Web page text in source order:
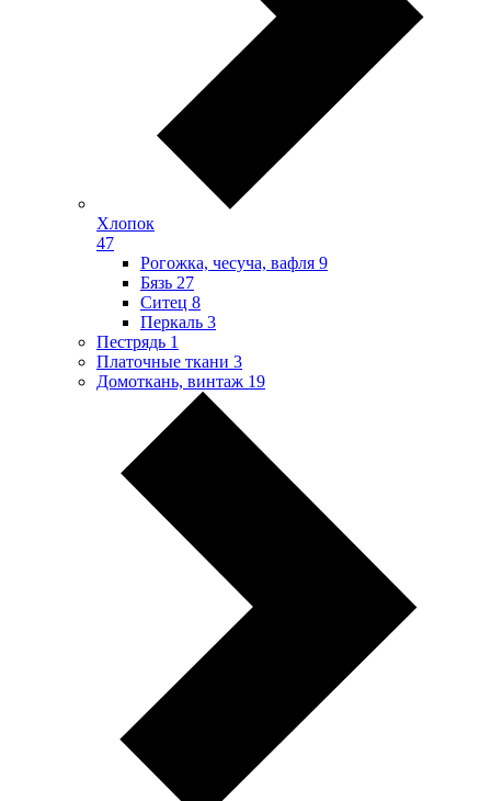
Хлопок
47
Рогожка, чесуча, вафля 9
Бязь 27
Ситец 8
Перкаль 3
Пестрядь 1
Платочные ткани 3
Домоткань, винтаж 19